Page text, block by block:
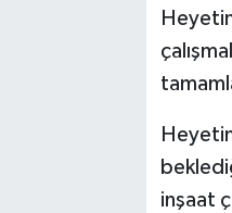
inşaat